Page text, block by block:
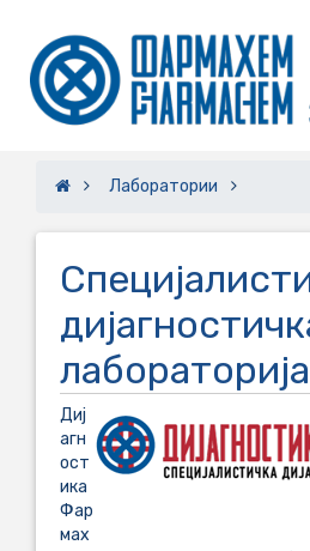
Лаборатории
лабораторија
Диј
агн
ост
ика
Фар
мах